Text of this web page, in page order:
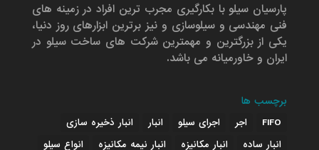
پارسیان سیلو با بکارگیری مجرب ترین افراد در زمینه های
فنی مهندسی و سیلوسازی و نیز برترین ابزارهای روز دنیا،
یکی از بزرگترین و مهمترین شرکت های ساخت سیلو در
ایران و خاورمیانه می باشد.
برچسب ها
FIFO اجر اجرای سیلو انبار
انبار ذخیره سازی
انبار ساده
انبار مکانیزه انبار نیمه مکانیزه
انواع سیلو